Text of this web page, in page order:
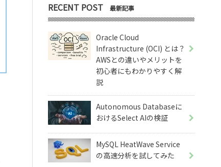
RECENT POST 最新記事
Oracle Cloud
Infrastructure (OCI) とは？
AWSとの違いやメリットを
初心者にもわかりやすく解
説
Autonomous Databaseに
おけるSelect AIの検証
MySQL HeatWave Service
の高速分析を試してみた